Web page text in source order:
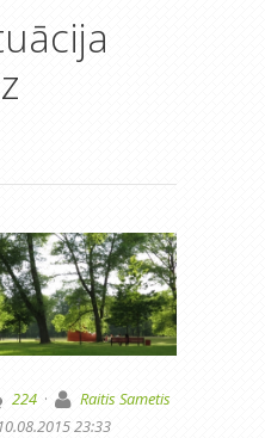
224 ·
Raitis Sametis
10.08.2015 23:33